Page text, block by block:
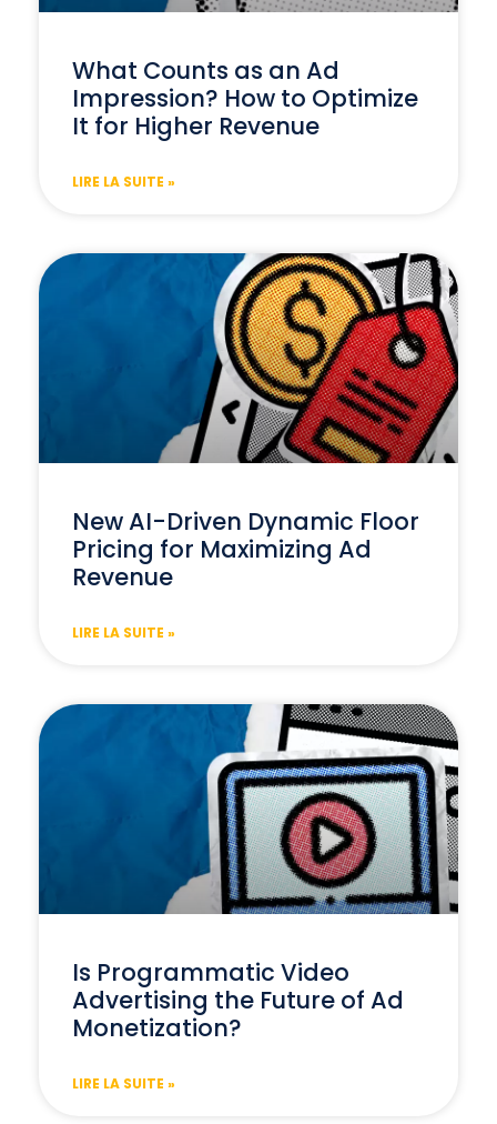
What Counts as an Ad
Impression? How to Optimize
It for Higher Revenue
LIRE LA SUITE »
New AI-Driven Dynamic Floor
Pricing for Maximizing Ad
Revenue
LIRE LA SUITE »
Is Programmatic Video
Advertising the Future of Ad
Monetization?
LIRE LA SUITE »